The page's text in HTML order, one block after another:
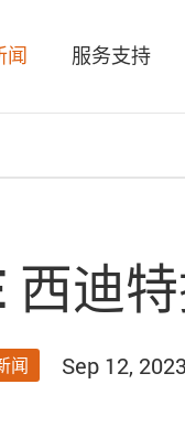
闻 服务支持
西迪
闻 Sep 12, 2023